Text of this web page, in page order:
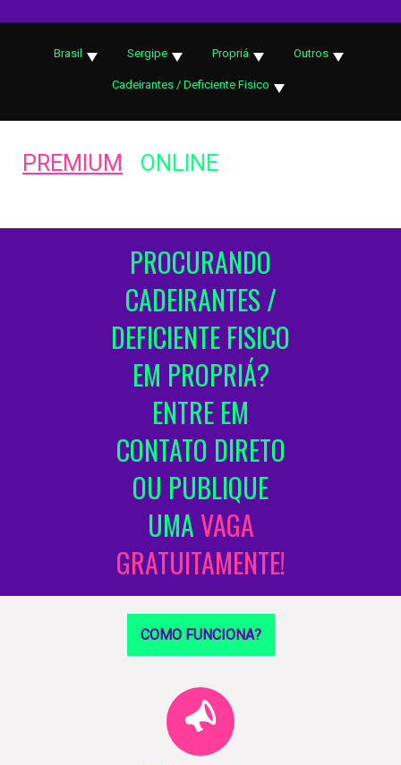
Brasil Sergipe Propriá Outros
Cadeirantes / Deficiente Fisico
PREMIUM ONLINE
PROCURANDO
CADEIRANTES /
DEFICIENTE FISICO
EM PROPRIÁ?
ENTRE EM
CONTATO DIRETO
OU PUBLIQUE
UMAVAGA
GRATUITAMENTE!
COMO FUNCIONA?